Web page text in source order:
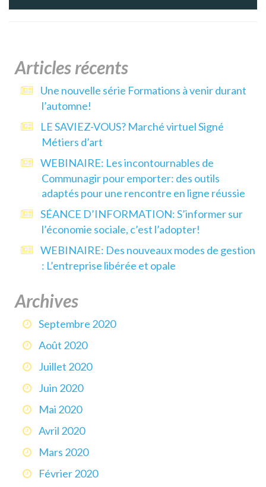
Articles récents
Une nouvelle série Formations à venir durant
l’automne!
LE SAVIEZ-VOUS? Marché virtuel Signé
Métiers d’art
WEBINAIRE: Les incontournables de
Communagir pour emporter: des outils
adaptés pour une rencontre en ligne réussie
SÉANCE D’INFORMATION: S’informer sur
l’économie sociale, c’est l’adopter!
WEBINAIRE: Des nouveaux modes de gestion
: L’entreprise libérée et opale
Archives
Septembre 2020
Août 2020
Juillet 2020
Juin 2020
Mai 2020
Avril 2020
Mars 2020
Février 2020